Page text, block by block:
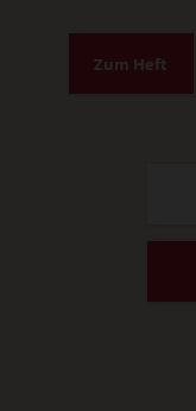
Zum Heft